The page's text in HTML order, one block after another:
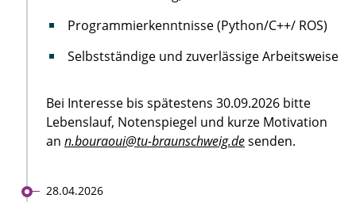
Programmierkenntnisse (Python/C++/ ROS)
Selbstständige und zuverlässige Arbeitsweise
Bei Interesse bis spätestens 30.09.2026 bitte
Lebenslauf, Notenspiegel und kurze Motivation
an n.bouraoui@tu-braunschweig.desenden.
28.04.2026